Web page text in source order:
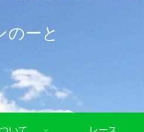
のーと
いて レース